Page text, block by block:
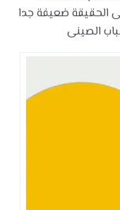
فى الحقيقة ضعيفة جدا
الصينى